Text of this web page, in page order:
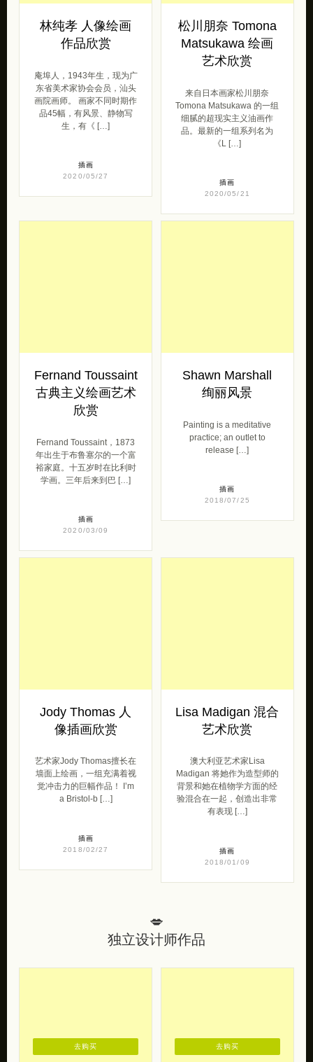
林纯孝 人像绘画
作品欣赏
庵埠人，1943年生，现为广
东省美术家协会会员，汕头
画院画师。 画家不同时期作
品45幅，有风景、静物写
生，有《 […]
插画
2020/05/27
松川朋奈 Tomona
Matsukawa 绘画
艺术欣赏
来自日本画家松川朋奈
Tomona Matsukawa 的一组
细腻的超现实主义油画作
品。最新的一组系列名为
《L […]
插画
2020/05/21
Fernand Toussaint
古典主义绘画艺术
欣赏
Fernand Toussaint，1873
年出生于布鲁塞尔的一个富
裕家庭。十五岁时在比利时
学画。三年后来到巴 […]
插画
2020/03/09
Shawn Marshall
绚丽风景
Painting is a meditative
practice; an outlet to
release […]
插画
2018/07/25
Jody Thomas 人
像插画欣赏
艺术家Jody Thomas擅长在
墙面上绘画，一组充满着视
觉冲击力的巨幅作品！ I’m
a Bristol-b […]
插画
2018/02/27
Lisa Madigan 混合
艺术欣赏
澳大利亚艺术家Lisa
Madigan 将她作为造型师的
背景和她在植物学方面的经
验混合在一起，创造出非常
有表现 […]
插画
2018/01/09
💋
独立设计师作品
去购买 去购买